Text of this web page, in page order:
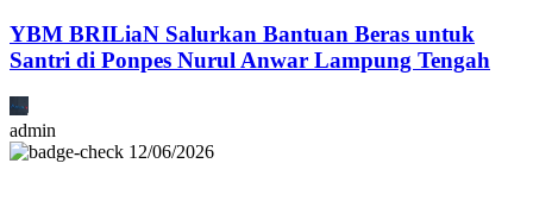
YBM BRILiaN Salurkan Bantuan Beras untuk
Santri di Ponpes Nurul Anwar Lampung Tengah
admin
12/06/2026